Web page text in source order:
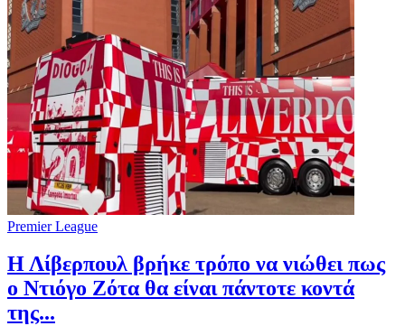
Premier League
Η Λίβερπουλ βρήκε τρόπο να νιώθει πως
ο Ντιόγο Ζότα θα είναι πάντοτε κοντά
της...